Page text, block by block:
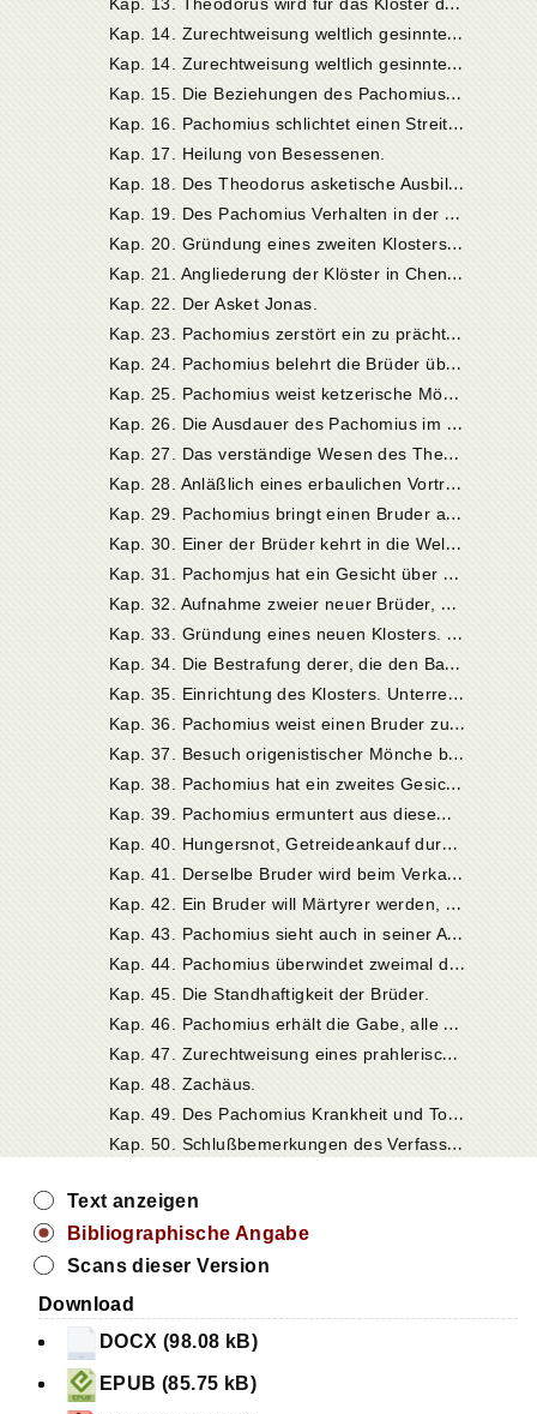
K
ap. 14. Zurechtweisung weltlich gesinnter Brüder und ihr Austritt
K
ap. 14. Zurechtweisung weltlich gesinnter Brüder und ihr Austritt
K
ap. 15. Die Beziehungen des Pachomius zu Dionysius. Heilung eines kranken Weibes.
K
ap. 16. Pachomius schlichtet einen Streit zwischen einem Klostervorstand und einem von dessen Brüdern.
Kap. 17. Heilung von Besessenen.
K
ap. 18. Des Theodorus asketische Ausbildung.
K
ap. 19. Des Pachomius Verhalten in der Krankheit.
K
ap. 20. Gründung eines zweiten Klosters in Pibu.
K
ap. 21. Angliederung der Klöster in Chenoboskia und Muchonse.
Kap. 22. Der Asket Jonas.
K
ap. 23. Pachomius zerstört ein zu prächtig errichtetes Gebetshaus wieder.
K
ap. 24. Pachomius belehrt die Brüder über den Widerstand gegen Angriffe der Dämonen.
K
ap. 25. Pachomius weist ketzerische Mönche ab, die ihn zu einem Wunderzeichen herausfordern.
K
ap. 26. Die Ausdauer des Pachomius im Wachen. Zurechtweisung des Kornelius.
K
ap. 27. Das verständige Wesen des Theodorus gegenüber seinem Bruder Paphnutius und einem schwachen Mitbruder.
K
ap. 28. Anläßlich eines erbaulichen Vortrages des Theodorus leitet Pachomius hochmütige Brüder zur Demut an.
K
ap. 29. Pachomius bringt einen Bruder auf den rechten Weg.
K
ap. 30. Einer der Brüder kehrt in die Welt zurück.
K
ap. 31. Pachomjus hat ein Gesicht über das Schicksal der Brüder. Er macht den Theodorus zum Verwalter in Tabennesis.
K
ap. 32. Aufnahme zweier neuer Brüder, darunter des Silvanus.
K
ap. 33. Gründung eines neuen Klosters. Besichtigung der älteren Klöster.
K
ap. 34. Die Bestrafung derer, die den Bau hindern wollen.
K
ap. 35. Einrichtung des Klosters. Unterredung zwischen Theodorus und einem Philosophen.
K
ap. 36. Pachomius weist einen Bruder zurecht, der gegen die Regel gehandelt hat.
K
ap. 37. Besuch origenistischer Mönche bei Pachomius.
K
ap. 38. Pachomius hat ein zweites Gesicht über das Schicksal der Brüder.
K
ap. 39. Pachomius ermuntert aus diesem Anlaß die Brüder im Streben nach der Vollkommenheit.
K
ap. 40. Hungersnot, Getreideankauf durch einen Bruder, dessen Zurechtweisung durch Pachomius.
K
ap. 41. Derselbe Bruder wird beim Verkauf von Sandalen von Pachomius gerügt. Zachäus wird Verwalter.
K
ap. 42. Ein Bruder will Märtyrer werden, verleugnet aber Gott; seine Buße.
K
ap. 43. Pachomius sieht auch in seiner Abwesenheit den Ungehorsam der Brüder. Belehrung des Pachomius durch ein Kind.
K
ap. 44. Pachomius überwindet zweimal den Teufel.
Kap. 45. Die Standhaftigkeit der Brüder.
K
ap. 46. Pachomius erhält die Gabe, alle Sprachen zu verstehen.
K
ap. 47. Zurechtweisung eines prahlerischen Bruders.
Kap. 48. Zachäus.
K
ap. 49. Des Pachomius Krankheit und Tod. Wahl des Petronius zum Nachfolger.
K
ap. 50. Schlußbemerkungen des Verfassers.
Text anzeigen
Bibliographische Angabe
Scans dieser Version
Download
DOCX (98.08 kB)
EPUB (85.75 kB)